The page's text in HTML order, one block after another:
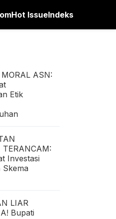
Hot IssueIndeks
ASN:
Etik
TERANCAM:
Investasi
Skema
LIAR
Bupati